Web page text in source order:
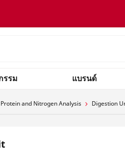
รรม แบรนด์
Protein and Nitrogen Analysis Digestion